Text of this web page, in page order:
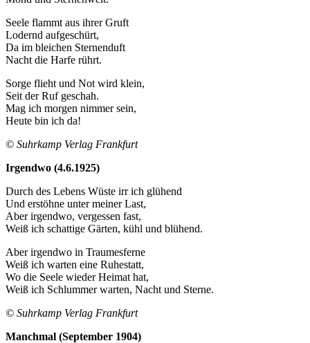
Seele flammt aus ihrer Gruft
Lodernd aufgeschürt,
Da im bleichen Sternenduft
Nacht die Harfe rührt.
Sorge flieht und Not wird klein,
Seit der Ruf geschah.
Mag ich morgen nimmer sein,
Heute bin ich da!
© Suhrkamp Verlag Frankfurt
Irgendwo (4.6.1925)
Durch des Lebens Wüste irr ich glühend
Und erstöhne unter meiner Last,
Aber irgendwo, vergessen fast,
Weiß ich schattige Gärten, kühl und blühend.
Aber irgendwo in Traumesferne
Weiß ich warten eine Ruhestatt,
Wo die Seele wieder Heimat hat,
Weiß ich Schlummer warten, Nacht und Sterne.
© Suhrkamp Verlag Frankfurt
Manchmal (September 1904)